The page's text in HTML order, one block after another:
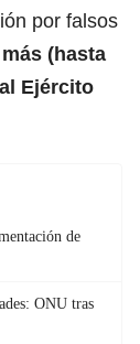
por falsos
(hasta
Ejército
de
ONU tras